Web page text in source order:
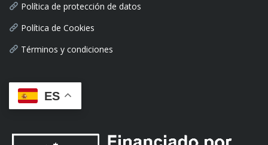
Política de protección de datos
Política de Cookies
Términos y condiciones
ES